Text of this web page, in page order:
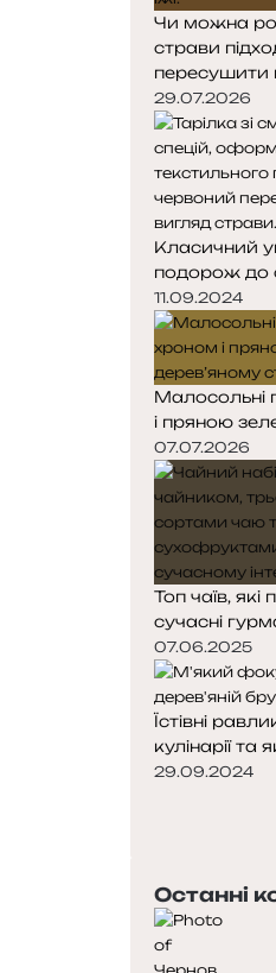
Чи можна
страви
пересушити
29.07.2026
Класичний
подорож до
11.09.2024
Малосольні
і пряною
07.07.2026
Топ чаїв,
сучасні
07.06.2025
Їстівні
кулінарії та
29.09.2024
р
е
д
т
у
п
Останні